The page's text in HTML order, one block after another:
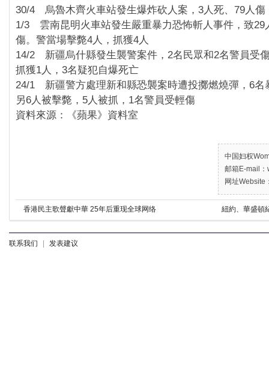
30/4 烏魯木齊火車站發生爆炸砍人案，3人死、79人傷
1/3 雲南昆明火車站發生嚴重暴力恐怖斬人事件，致29
傷。警當場擊斃4人，抓獲4人
14/2 新疆烏什縣發生襲警案件，2名民眾和2名警員受
抓獲1人，3名疑犯自爆死亡
24/1 新疆警方處理新和縣恐襲案時遭投擲燃燒彈，6名
另6人被擊斃，5人被抓，1名警員受輕傷
資料來源：《蘋果》資料室
中国妇权
邮箱E-mail
网址Website
香港民主歌聲獻中華 25年后重现全球网络 紐約、華盛頓
联系我们 | 发表建议